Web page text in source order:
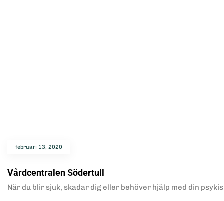
februari 13, 2020
Vårdcentralen Södertull
När du blir sjuk, skadar dig eller behöver hjälp med din